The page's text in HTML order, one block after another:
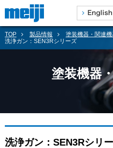
TOP 製品情報 塗装機器・関連
洗浄ガン：SEN3Rシリーズ
塗装機器
洗浄ガン：SEN3Rシリ